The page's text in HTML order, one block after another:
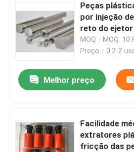
Peças
por injeção
reto do
MOQ：MOQ: 10
Preço：0.2-2
Melhor preço
Facilidade
extratores
fricção das